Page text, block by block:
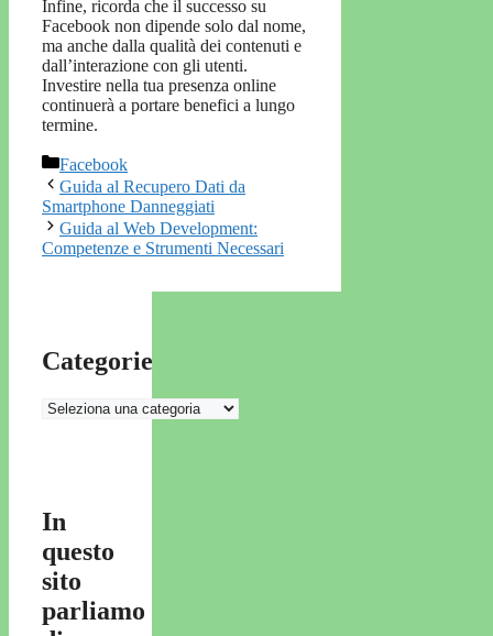
Infine, ricorda che il successo su
Facebook non dipende solo dal nome,
ma anche dalla qualità dei contenuti e
dall’interazione con gli utenti.
Investire nella tua presenza online
continuerà a portare benefici a lungo
termine.
Categorie
Facebook
Guida al Recupero Dati da
Smartphone Danneggiati
Guida al Web Development:
Competenze e Strumenti Necessari
Categorie
Categorie
In
questo
sito
parliamo